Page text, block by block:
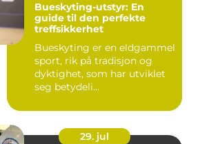
Bueskyting-utstyr: En
guide til den perfekte
treffsikkerhet
Bueskyting er en eldgammel
sport, rik på tradisjon og
dyktighet, som har utviklet
seg betydeli...
29. jul